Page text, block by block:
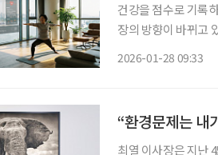
건강을 점수로 기록
장의 방향이 바뀌고
2026-01-28 09:33
“환경문제는 내
최열 이사장은 지난 45년간 한국 환경운동의 최전선에 서왔다. 그가 주창하는 ‘각성한 시